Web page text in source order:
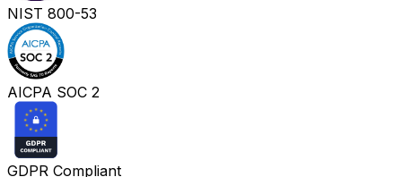
NIST 800-53
AICPA SOC 2
GDPR Compliant